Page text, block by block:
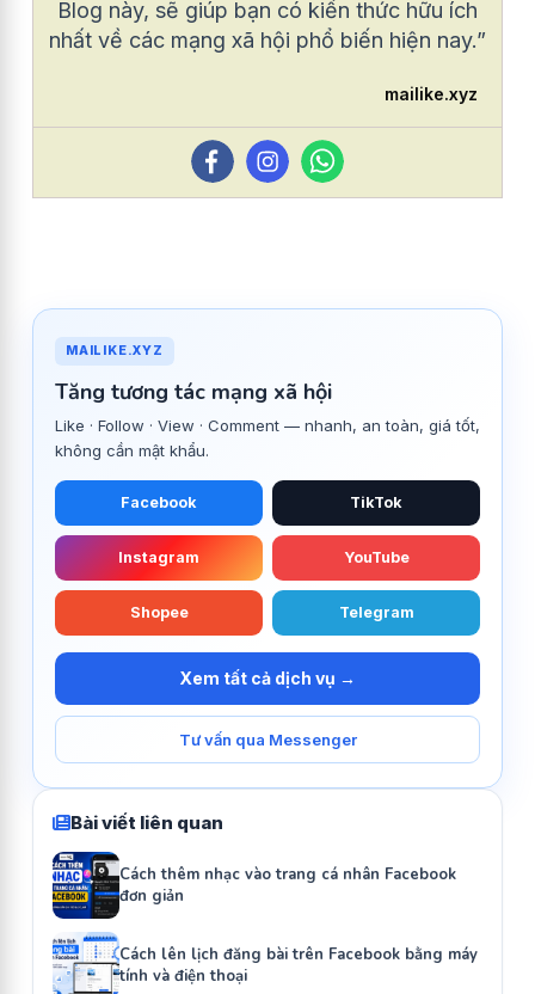
Blog này, sẽ giúp bạn có kiến thức hữu ích
nhất về các mạng xã hội phổ biến hiện nay.”
mailike.xyz
MAILIKE.XYZ
Tăng tương tác mạng xã hội
Like · Follow · View · Comment — nhanh, an toàn, giá tốt,
không cần mật khẩu.
Facebook TikTok
Instagram YouTube
Shopee Telegram
Xem tất cả dịch vụ →
Tư vấn qua Messenger
Bài viết liên quan
Cách thêm nhạc vào trang cá nhân Facebook
đơn giản
Cách lên lịch đăng bài trên Facebook bằng máy
tính và điện thoại